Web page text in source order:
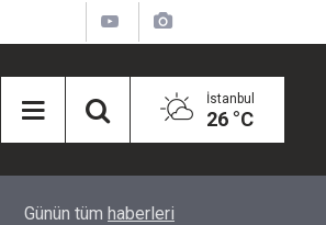
İstanbul
26 °C
Bir Sen'den Kadınlar İçin Olay Teklif:
Günün tüm haberleri